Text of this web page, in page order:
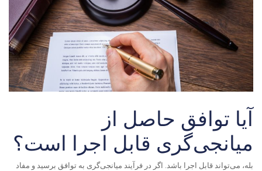
آیا توافق حاصل از
میانجی‌گری قابل اجرا است؟
بله، می‌تواند قابل اجرا باشد. اگر در فرآیند میانجی‌گری به توافق برسید و مفاد